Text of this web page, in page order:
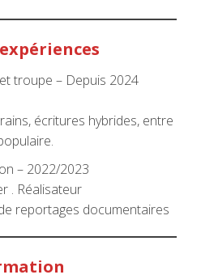
troupe – Depuis 2024
écritures hybrides, entre
– 2022/2023
. Réalisateur
reportages documentaires